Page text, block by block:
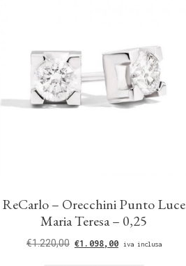
ReCarlo – Orecchini Punto Luce
Maria Teresa – 0,25
€1.220,00 €1.098,00 iva inclusa